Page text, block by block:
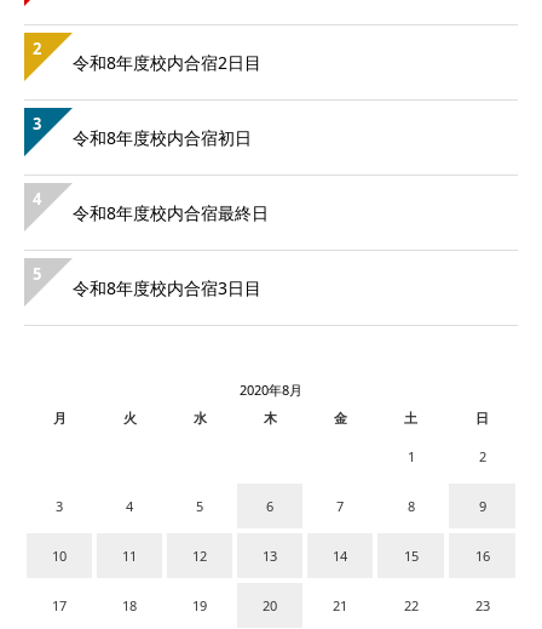
2
令和8年度校内合宿2日目
3
令和8年度校内合宿初日
4
令和8年度校内合宿最終日
5
令和8年度校内合宿3日目
2020年8月
月
火 水 木 金 土 日
1 2
3 4 5 6 7 8 9
10 11 12 13 14 15 16
17 18 19 20 21 22 23